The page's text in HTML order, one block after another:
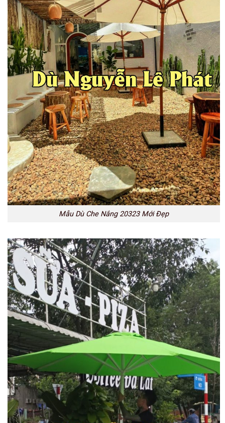
Mẫu Dù Che Nắng 20323 Mới Đẹp